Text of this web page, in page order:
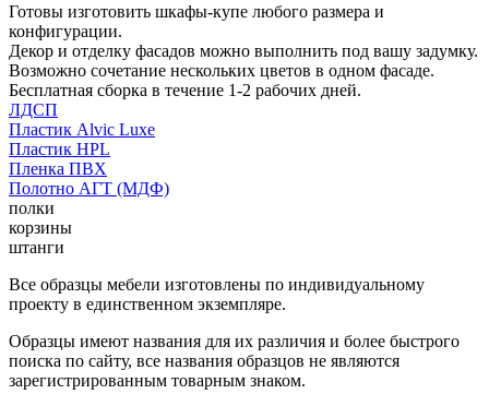
Готовы изготовить шкафы-купе любого размера и
конфигурации.
Декор и отделку фасадов можно выполнить под вашу задумку.
Возможно сочетание нескольких цветов в одном фасаде.
Бесплатная сборка в течение 1-2 рабочих дней.
ЛДСП
Пластик Alvic Luxe
Пластик HPL
Пленка ПВХ
Полотно АГТ (МДФ)
полки
корзины
штанги
Все образцы мебели изготовлены по индивидуальному
проекту в единственном экземпляре.
Образцы имеют названия для их различия и более быстрого
поиска по сайту, все названия образцов не являются
зарегистрированным товарным знаком.